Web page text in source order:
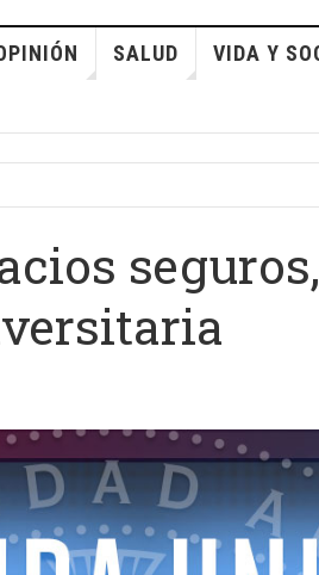
SALUD VIDA Y